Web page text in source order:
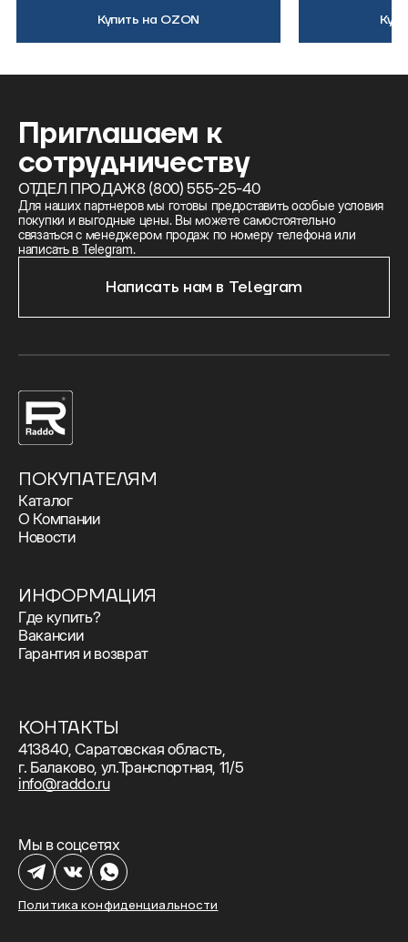
Купить на OZON
Приглашаем к
сотрудничеству
ОТДЕЛ ПРОДАЖ8 (800) 555-25-40
Для наших партнеров мы готовы предоставить особые условия
покупки и выгодные цены. Вы можете самостоятельно
связаться с менеджером продаж по номеру телефона или
написать в Telegram.
Написать нам в Telegram
Мы в соцсетях
Политика конфиденциальности
ПОКУПАТЕЛЯМ
Каталог
О Компании
Новости
ИНФОРМАЦИЯ
Где купить?
Вакансии
Гарантия и возврат
КОНТАКТЫ
413840, Саратовская область,
г. Балаково, ул.Транспортная, 11/5
info@raddo.ru